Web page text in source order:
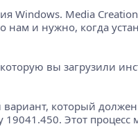
Windows. Media
и нужно, когда
вы загрузили
который
Этот процесс